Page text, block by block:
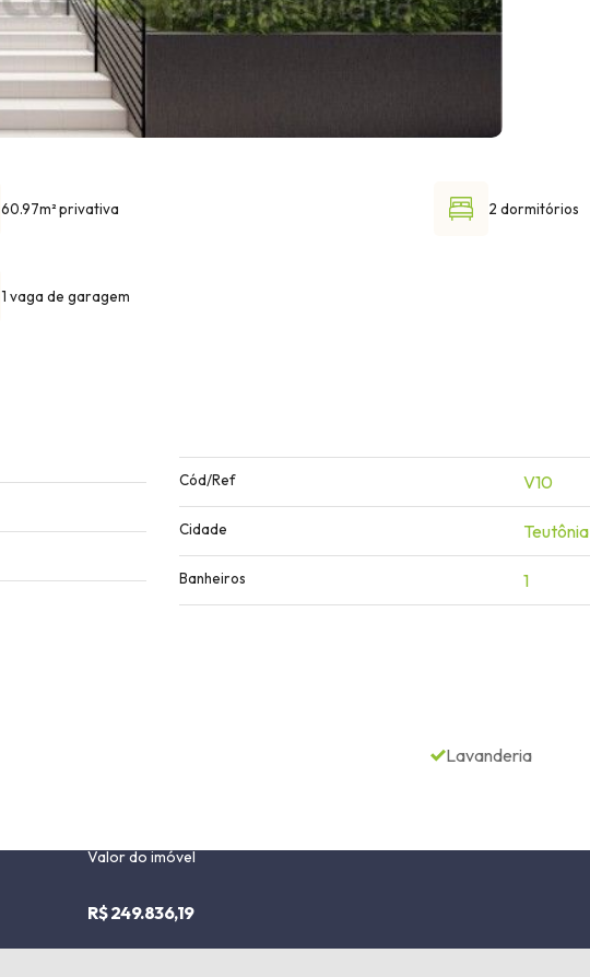
60.97m² privativa 2 dormitórios
1 vaga de garagem
Cód/Ref V10
Cidade Teutônia
Banheiros 1
Lavanderia
Valor do imóvel
R$ 249.836,19